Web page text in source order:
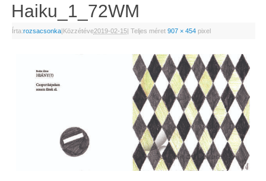
Haiku_1_72WM
Írta:rozsacsonka|Közzétéve2019-02-15| Teljes méret 907 × 454pixel